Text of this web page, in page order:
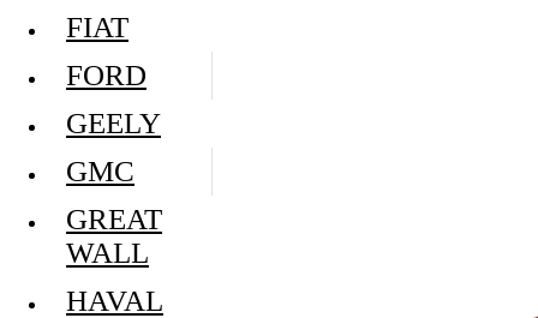
FIAT
FORD
GEELY
GMC
GREAT
WALL
HAVAL